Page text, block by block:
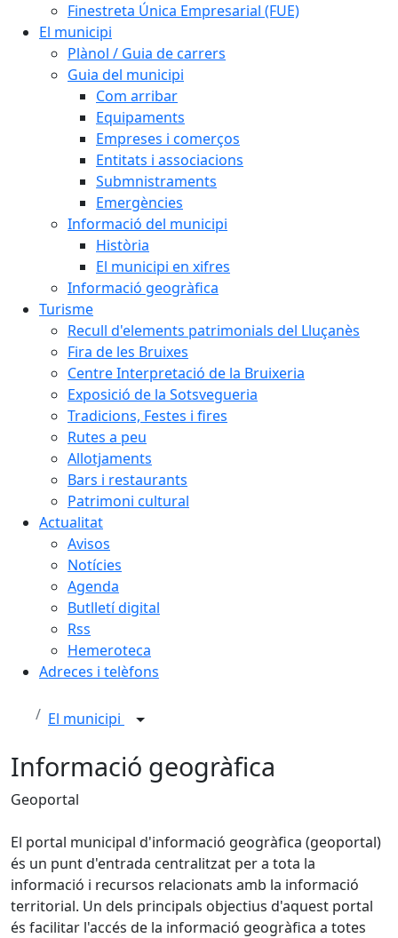
Finestreta Única Empresarial (FUE)
El municipi
Plànol / Guia de carrers
Guia del municipi
Com arribar
Equipaments
Empreses i comerços
Entitats i associacions
Submnistraments
Emergències
Informació del municipi
Història
El municipi en xifres
Informació geogràfica
Turisme
Recull d'elements patrimonials del Lluçanès
Fira de les Bruixes
Centre Interpretació de la Bruixeria
Exposició de la Sotsvegueria
Tradicions, Festes i fires
Rutes a peu
Allotjaments
Bars i restaurants
Patrimoni cultural
Actualitat
Avisos
Notícies
Agenda
Butlletí digital
Rss
Hemeroteca
Adreces i telèfons
El municipi
Informació geogràfica
Geoportal
El portal municipal d'informació geogràfica (geoportal)
és un punt d'entrada centralitzat per a tota la
informació i recursos relacionats amb la informació
territorial. Un dels principals objectius d'aquest portal
és facilitar l'accés de la informació geogràfica a totes